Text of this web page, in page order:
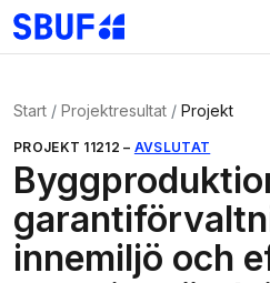
Gå direkt till huvudinnehållet
Start Projektresultat Projekt
PROJEKT 11212 – AVSLUTAT
innemiljö och